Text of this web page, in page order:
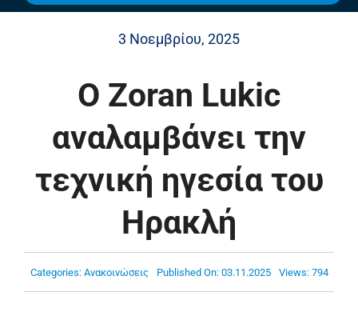
Ιστορία
Η Ομάδα
Η Διοίκηση
Νέα
3 Νοεμβρίου, 2025
Ο Zoran Lukic
αναλαμβάνει την
τεχνική ηγεσία του
Ηρακλή
Categories: Ανακοινώσεις Published On: 03.11.2025 Views: 794